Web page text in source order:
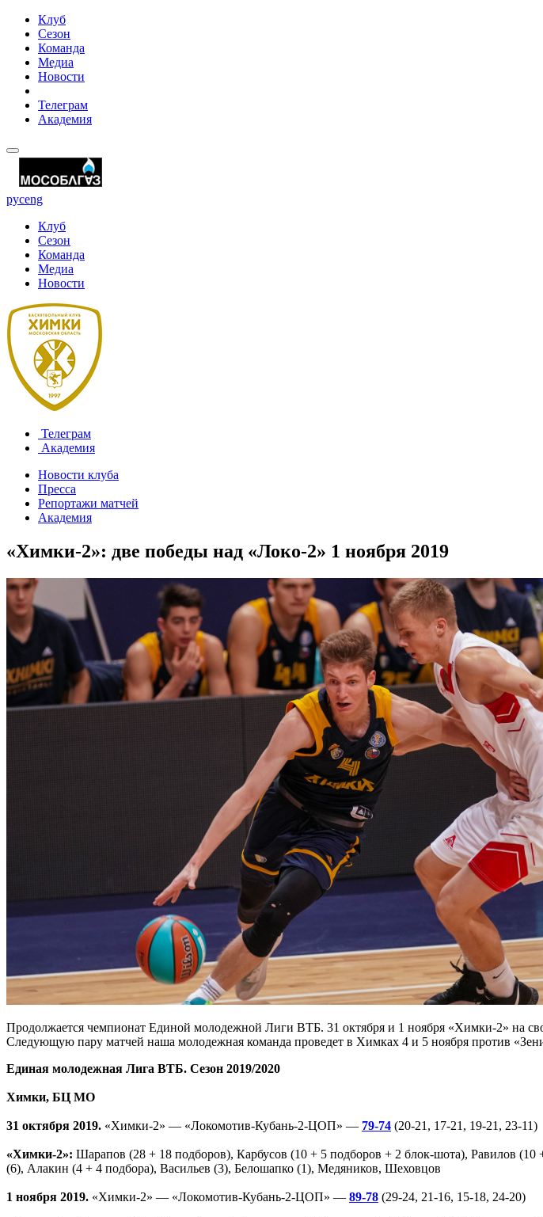
Клуб
Сезон
Команда
Медиа
Новости
Телеграм
Академия
русeng
Клуб
Сезон
Команда
Медиа
Новости
Телеграм
Академия
Новости клуба
Пресса
Репортажи матчей
Академия
«Химки-2»: две победы над «Локо-2» 1 ноября 2019
Продолжается чемпионат Единой молодежной Лиги ВТБ. 31 октября и 1 ноября «Химки-2» на
Следующую пару матчей наша молодежная команда проведет в Химках 4 и 5 ноября против
Единая молодежная Лига ВТБ. Сезон 2019/2020
Химки, БЦ МО
31 октября 2019. «Химки-2» — «Локомотив-Кубань-2-ЦОП» — 79-74 (20-21, 17-21, 19-21, 23-11)
«Химки-2»: Шарапов (28 + 18 подборов), Карбусов (10 + 5 подборов + 2 блок-шота), Равилов
(6), Алакин (4 + 4 подбора), Васильев (3), Белошапко (1), Медяников, Шеховцов
1 ноября 2019. «Химки-2» — «Локомотив-Кубань-2-ЦОП» — 89-78 (29-24, 21-16, 15-18, 24-20)